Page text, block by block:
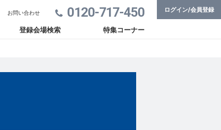
0120-717-450
登録会場検索 特集コーナー
お問い合わせ ログイン/会員登録